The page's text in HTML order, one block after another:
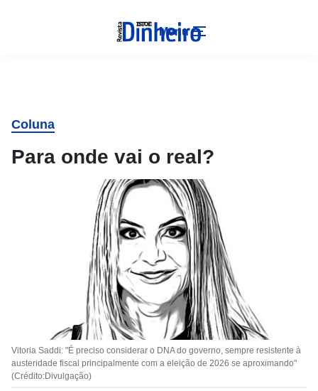
Menu
Coluna
Para onde vai o real?
Vitoria Saddi: "É preciso considerar o DNA do governo, sempre resistente à
austeridade fiscal principalmente com a eleição de 2026 se aproximando"
(Crédito:Divulgação)